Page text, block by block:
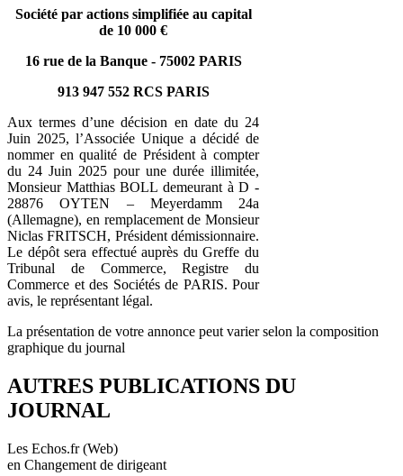
Société par actions simplifiée au capital
de 10 000 €
16 rue de la Banque - 75002 PARIS
913 947 552 RCS PARIS
Aux termes d’une décision en date du 24
Juin 2025, l’Associée Unique a décidé de
nommer en qualité de Président à compter
du 24 Juin 2025 pour une durée illimitée,
Monsieur Matthias BOLL demeurant à D -
28876 OYTEN – Meyerdamm 24a
(Allemagne), en remplacement de Monsieur
Niclas FRITSCH, Président démissionnaire.
Le dépôt sera effectué auprès du Greffe du
Tribunal de Commerce, Registre du
Commerce et des Sociétés de PARIS. Pour
avis, le représentant légal.
La présentation de votre annonce peut varier selon la composition
graphique du journal
AUTRES PUBLICATIONS DU
JOURNAL
Les Echos.fr (Web)
en Changement de dirigeant